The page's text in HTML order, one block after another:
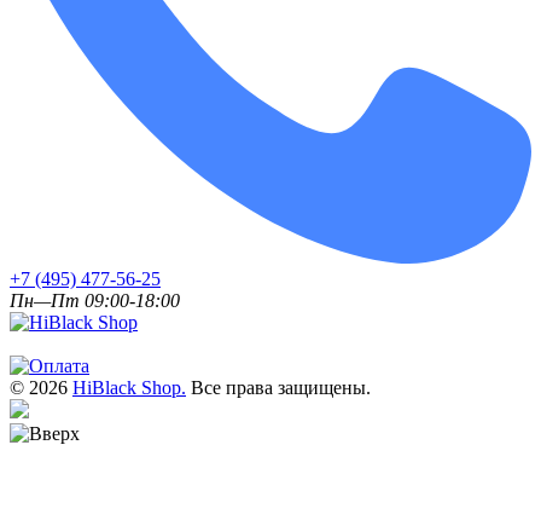
+7 (495) 477-56-25
Пн—Пт 09:00-18:00
© 2026 HiBlack Shop. Все права защищены.